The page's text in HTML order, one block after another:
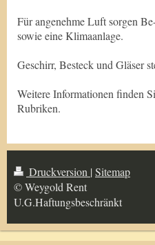
Für angenehme Luft sorgen
sowie eine Klimaanlage.
Geschirr, Besteck und Gläser
Weitere Informationen finden
Rubriken.
Druckversion | Sitemap
© Weygold Rent
U.G.Haftungsbeschränkt